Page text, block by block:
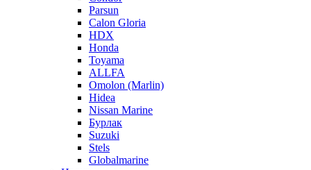
Parsun
Calon Gloria
HDX
Honda
Toyama
ALLFA
Omolon (Marlin)
Hidea
Nissan Marine
Бурлак
Suzuki
Stels
Globalmarine